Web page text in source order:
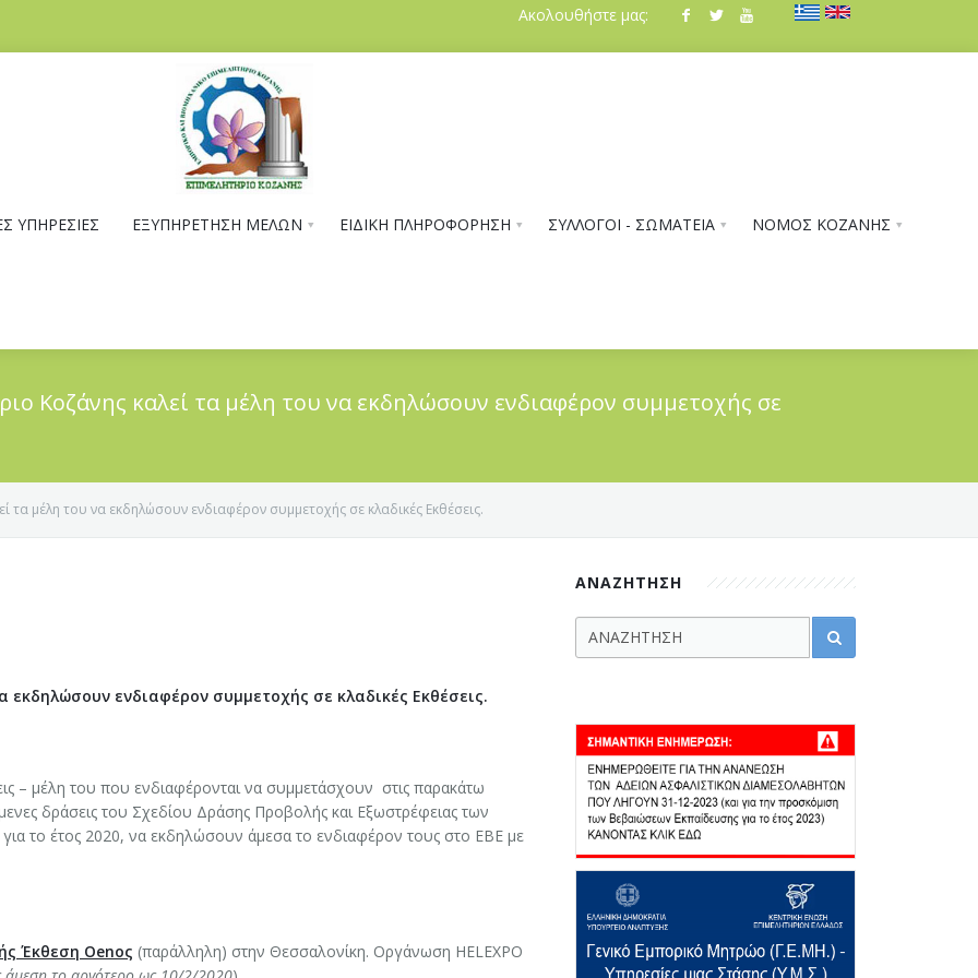
Ακολουθήστε μας:
ΥΠΗΡΕΣΙΕΣ ΕΞΥΠΗΡΕΤΗΣΗ ΜΕΛΩΝ ΕΙΔΙΚΗ ΠΛΗΡΟΦΟΡΗΣΗ ΣΥΛΛΟΓΟΙ - ΣΩΜΑΤΕΙΑ ΝΟΜΟΣ ΚΟΖΑΝΗΣ
Κοζάνης καλεί τα μέλη του να εκδηλώσουν ενδιαφέρον συμμετοχής σε
τα μέλη του να εκδηλώσουν ενδιαφέρον συμμετοχής σε κλαδικές Εκθέσεις.
εκδηλώσουν ενδιαφέρον συμμετοχής σε κλαδικές Εκθέσεις.
– μέλη του που ενδιαφέρονται να συμμετάσχουν στις παρακάτω
δράσεις του Σχεδίου Δράσης Προβολής και Εξωστρέφειας των
για το έτος 2020, να εκδηλώσουν άμεσα το ενδιαφέρον τους στο ΕΒΕ με
Έκθεση Oenoς (παράλληλη) στην Θεσσαλονίκη. Οργάνωση HELEXPO
ΑΝΑΖΗΤΗΣΗ